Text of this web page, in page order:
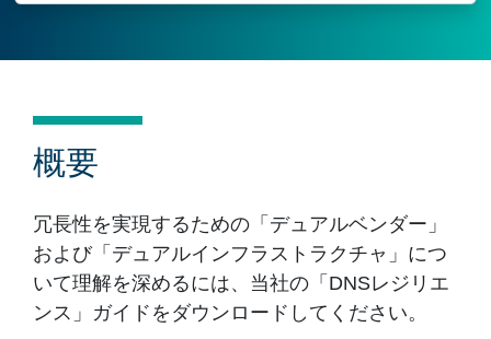
概要
冗長性を実現するための「デュアルベンダー」
および「デュアルインフラストラクチャ」につ
いて理解を深めるには、当社の「DNSレジリエ
ンス」ガイドをダウンロードしてください。